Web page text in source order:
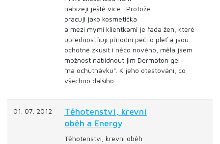
nabízejí ještě více Protože
pracuji jako kosmetička
a mezi mými klientkami je řada žen, které
upřednostňují přírodní péči o pleť a jsou
ochotné zkusit i něco nového, měla jsem
možnost nabídnout jim Dermaton gel
“na ochutnávku”. K jeho otestování, co
všechno dalšího…
01. 07. 2012
Těhotenství, krevní
oběh a Energy
Těhotenství, krevní oběh